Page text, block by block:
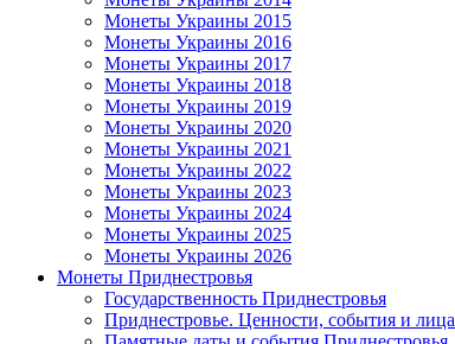
Монеты Украины 2015
Монеты Украины 2016
Монеты Украины 2017
Монеты Украины 2018
Монеты Украины 2019
Монеты Украины 2020
Монеты Украины 2021
Монеты Украины 2022
Монеты Украины 2023
Монеты Украины 2024
Монеты Украины 2025
Монеты Украины 2026
Монеты Приднестровья
Государственность Приднестровья
Приднестровье. Ценности, события и лица